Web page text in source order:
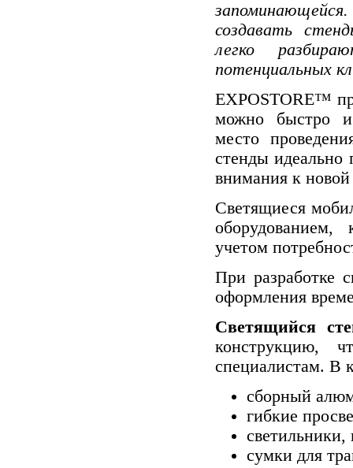
создавать
легко
потенциальных
EXPOSTORE™
можно быстро и
место
стенды идеально
внимания к новой
Светящиеся
оборудованием,
учетом
При разработке
оформления
Светящийся
конструкцию,
специалистам. В
сборный
гибкие
сумки для